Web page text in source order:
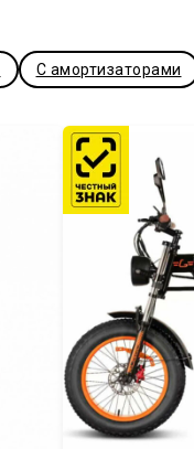
С амортизаторами